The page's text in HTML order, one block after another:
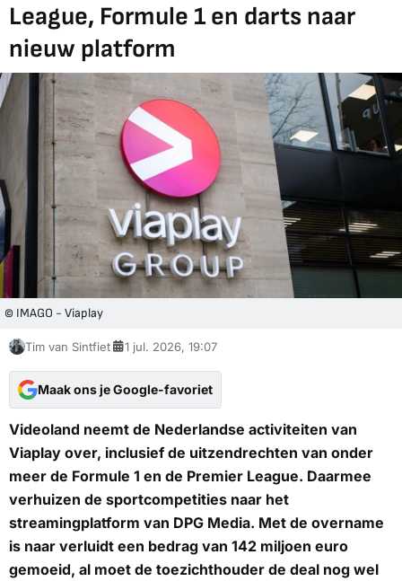
League, Formule 1 en darts naar
nieuw platform
© IMAGO - Viaplay
Tim van Sintfiet 1 jul. 2026, 19:07
Maak ons je Google-favoriet
Videoland neemt de Nederlandse activiteiten van
Viaplay over, inclusief de uitzendrechten van onder
meer de Formule 1 en de Premier League. Daarmee
verhuizen de sportcompetities naar het
streamingplatform van DPG Media. Met de overname
is naar verluidt een bedrag van 142 miljoen euro
gemoeid, al moet de toezichthouder de deal nog wel